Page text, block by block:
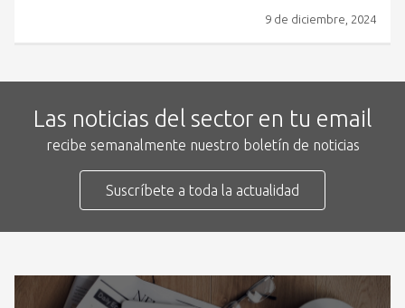
9 de diciembre, 2024
Las noticias del sector en tu email
recibe semanalmente nuestro boletín de noticias
Suscríbete a toda la actualidad